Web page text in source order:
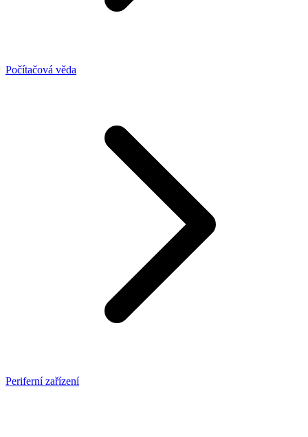
Počítačová věda
Periferní zařízení